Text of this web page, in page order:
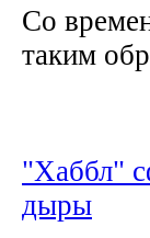
Со
таким
"Хаббл"
дыры